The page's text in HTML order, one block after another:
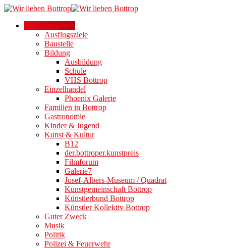
Alle Kategorien
Ausflugsziele
Baustelle
Bildung
Ausbildung
Schule
VHS Bottrop
Einzelhandel
Phoenix Galerie
Familien in Bottrop
Gastronomie
Kinder & Jugend
Kunst & Kultur
B12
der.bottroper.kunstpreis
Filmforum
Galerie7
Josef-Albers-Museum / Quadrat
Kunstgemeinschaft Bottrop
Künstlerbund Bottrop
Künstler Kollektiv Bottrop
Guter Zweck
Musik
Politik
Polizei & Feuerwehr